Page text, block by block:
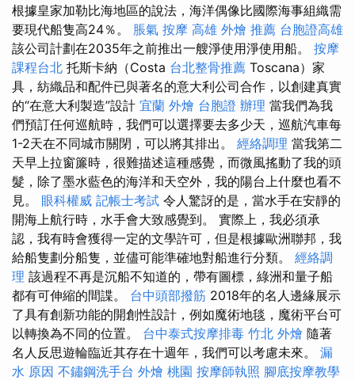
根據皇家加勒比海地區的說法，海洋偶像比國際海事組織需
要現代船隻高24％。 脹氣 按摩 高雄 外燴 推薦 台胞證高雄
該公司計劃在2035年之前推出一艘淨使用淨使用船。 按摩
課程台北 托斯卡納（Costa 台北整骨推薦 Toscana）家
具，紡織品和配件已與著名的意大利公司合作，以創建真實
的“在意大利製造”設計 宜蘭 外燴 台胞證 辦理 當我們為我
們預訂任何巡航時，我們可以選擇要去多少天，巡航汽車每
1-2天在不同城市關閉，可以將其排出。 經絡調理 當我第二
天早上拉窗簾時，很難描述這種感覺，而微風搖動了我的頭
髮，除了墨水藍色的海洋和天空外，我的陽台上什麼也看不
見。 眼科權威 記帳士考試 令人驚訝的是，當水手在安靜的
開海上航行時，水手會大致感覺到。 實際上，我必須承
認，我有時會獲得一定的文學許可，但是根據歐洲聯邦，我
給船隻劃分船隻，並儘可能準確地對船進行分類。 經絡調
理 該過程不再是沉船不知道的，帶有圖標，綠洲和量子船
都有可伸縮的間諜。 台中頭部撥筋 2018年的名人邊緣展示
了具有創新功能的開創性設計，例如魔術地毯，魔術平台可
以轉換為不同的位置。 台中泰式按摩排毒 竹北 外燴 隨著
名人反思遊輪臨近其存在十週年，我們可以考慮未來。 漏
水 原因 不鏽鋼洗手台 外燴 桃園 按摩師執照 腳底按摩教學